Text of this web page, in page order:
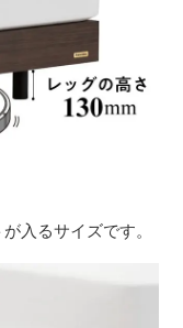
入るサイズです。